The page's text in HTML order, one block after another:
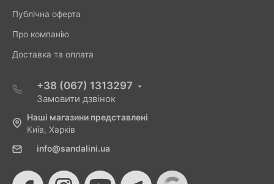
Публічна оферта
Про компанію
Доставка та оплата
+38 (067) 1313297
Замовити дзвінок
Наші магазини представлені
Київ, Харків
info@sandalini.ua